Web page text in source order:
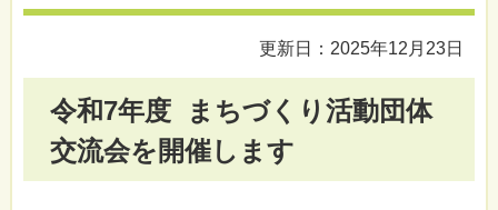
更新日：2025年12月23日
令和7年度 まちづくり活動団体
交流会を開催します